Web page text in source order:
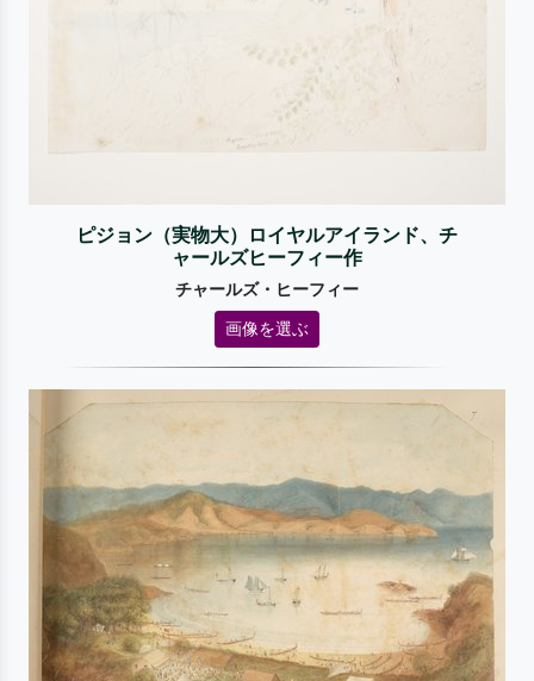
ピジョン（実物大）ロイヤルアイランド、チ
ャールズヒーフィー作
チャールズ・ヒーフィー
画像を選ぶ